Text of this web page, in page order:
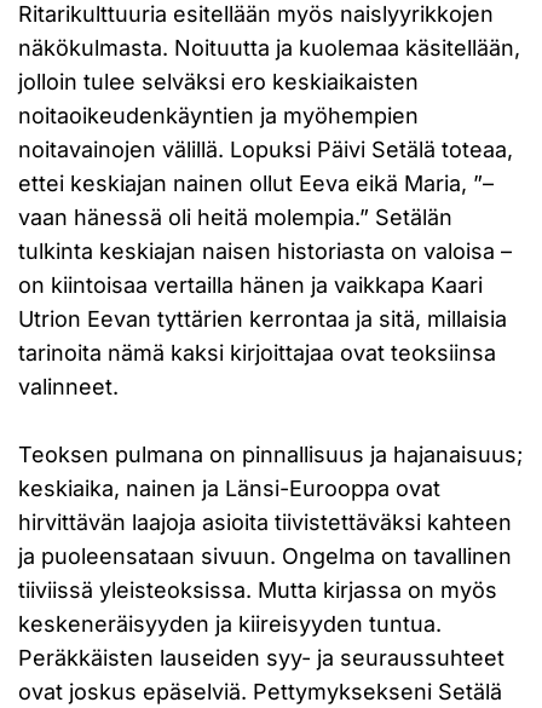
Ritarikulttuuria esitellään myös naislyyrikkojen
näkökulmasta. Noituutta ja kuolemaa käsitellään,
jolloin tulee selväksi ero keskiaikaisten
noitaoikeudenkäyntien ja myöhempien
noitavainojen välillä. Lopuksi Päivi Setälä toteaa,
ettei keskiajan nainen ollut Eeva eikä Maria, ”–
vaan hänessä oli heitä molempia.” Setälän
tulkinta keskiajan naisen historiasta on valoisa –
on kiintoisaa vertailla hänen ja vaikkapa Kaari
Utrion Eevan tyttärien kerrontaa ja sitä, millaisia
tarinoita nämä kaksi kirjoittajaa ovat teoksiinsa
valinneet.
Teoksen pulmana on pinnallisuus ja hajanaisuus;
keskiaika, nainen ja Länsi-Eurooppa ovat
hirvittävän laajoja asioita tiivistettäväksi kahteen
ja puoleensataan sivuun. Ongelma on tavallinen
tiiviissä yleisteoksissa. Mutta kirjassa on myös
keskeneräisyyden ja kiireisyyden tuntua.
Peräkkäisten lauseiden syy- ja seuraussuhteet
ovat joskus epäselviä. Pettymyksekseni Setälä